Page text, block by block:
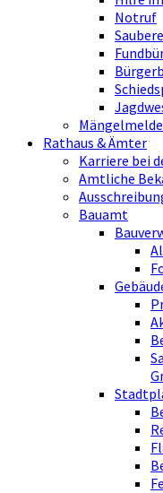
Notruf
Rathaus & Ämter
Karriere bei
Amtliche
Bauamt